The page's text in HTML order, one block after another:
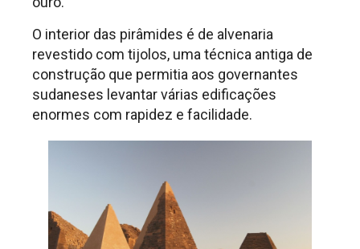
O interior das pirâmides é de alvenaria
revestido com tijolos, uma técnica antiga de
construção que permitia aos governantes
sudaneses levantar várias edificações
enormes com rapidez e facilidade.